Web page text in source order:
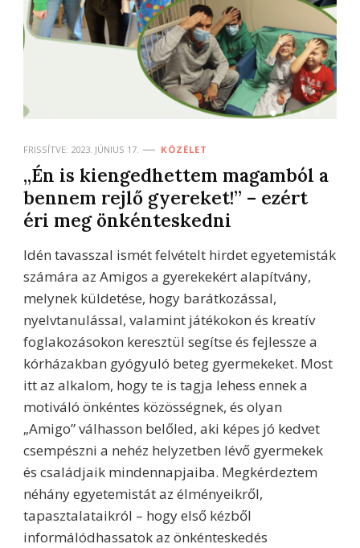
FRISSÍTVE: 2023. JÚNIUS 17. KÖZÉLET
„Én is kiengedhettem magamból a
bennem rejlő gyereket!” – ezért
éri meg önkénteskedni
Idén tavasszal ismét felvételt hirdet egyetemisták
számára az Amigos a gyerekekért alapítvány,
melynek küldetése, hogy barátkozással,
nyelvtanulással, valamint játékokon és kreatív
foglakozásokon keresztül segítse és fejlessze a
kórházakban gyógyuló beteg gyermekeket. Most
itt az alkalom, hogy te is tagja lehess ennek a
motiváló önkéntes közösségnek, és olyan
„Amigo” válhasson belőled, aki képes jó kedvet
csempészni a nehéz helyzetben lévő gyermekek
és családjaik mindennapjaiba. Megkérdeztem
néhány egyetemistát az élményeikről,
tapasztalataikról – hogy első kézből
informálódhassatok az önkénteskedés